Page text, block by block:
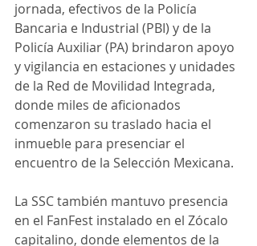
jornada, efectivos de la Policía
Bancaria e Industrial (PBI) y de la
Policía Auxiliar (PA) brindaron apoyo
y vigilancia en estaciones y unidades
de la Red de Movilidad Integrada,
donde miles de aficionados
comenzaron su traslado hacia el
inmueble para presenciar el
encuentro de la Selección Mexicana.
La SSC también mantuvo presencia
en el FanFest instalado en el Zócalo
capitalino, donde elementos de la